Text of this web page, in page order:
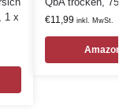
1 x
€11,99 inkl. MwSt.